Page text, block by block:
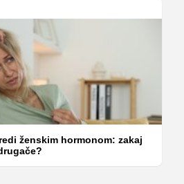
ženskim hormonom: zakaj